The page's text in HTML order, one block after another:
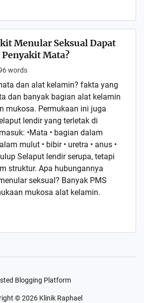
Menular Seksual Dapat
Mata?
words
dan alat kelamin? fakta yang
dan banyak bagian alat kelamin
mukosa. Permukaan ini juga
lendir yang terletak di
•Mata • bagian dalam
mulut • bibir • uretra • anus •
Selaput lendir serupa, tetapi
struktur. Apa hubungannya
seksual? Banyak PMS
mukosa alat kelamin.
Blogging Platform
©2026 Klinik Raphael